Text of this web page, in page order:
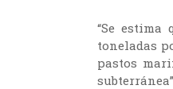
“Se
toneladas
pastos